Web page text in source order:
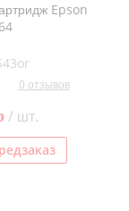
Epson
0 отзывов
/ шт.